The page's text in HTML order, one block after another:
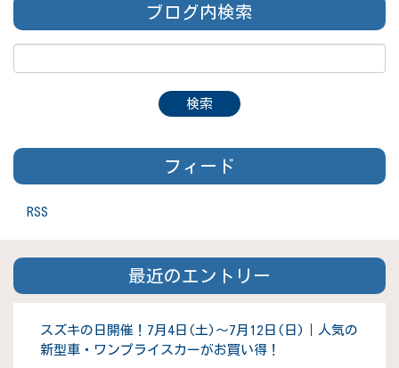
ブログ内検索
フィード
RSS
最近のエントリー
スズキの日開催！7月4日(土)～7月12日(日)｜人気の
新型車・ワンプライスカーがお買い得！